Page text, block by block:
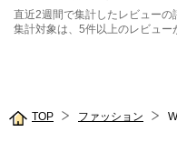
直近2週間で集計したレビューの
集計対象は、5件以上のレビュー
TOP ファッション